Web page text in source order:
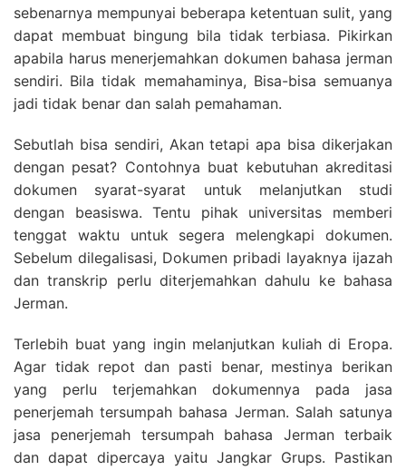
sebenarnya mempunyai beberapa ketentuan sulit, yang
dapat membuat bingung bila tidak terbiasa. Pikirkan
apabila harus menerjemahkan dokumen bahasa jerman
sendiri. Bila tidak memahaminya, Bisa-bisa semuanya
jadi tidak benar dan salah pemahaman.
Sebutlah bisa sendiri, Akan tetapi apa bisa dikerjakan
dengan pesat? Contohnya buat kebutuhan akreditasi
dokumen syarat-syarat untuk melanjutkan studi
dengan beasiswa. Tentu pihak universitas memberi
tenggat waktu untuk segera melengkapi dokumen.
Sebelum dilegalisasi, Dokumen pribadi layaknya ijazah
dan transkrip perlu diterjemahkan dahulu ke bahasa
Jerman.
Terlebih buat yang ingin melanjutkan kuliah di Eropa.
Agar tidak repot dan pasti benar, mestinya berikan
yang perlu terjemahkan dokumennya pada jasa
penerjemah tersumpah bahasa Jerman. Salah satunya
jasa penerjemah tersumpah bahasa Jerman terbaik
dan dapat dipercaya yaitu Jangkar Grups. Pastikan